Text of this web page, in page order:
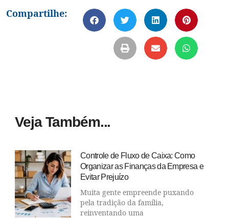
Compartilhe:
Veja Também...
Controle de Fluxo de Caixa: Como
Organizar as Finanças da Empresa e
Evitar Prejuízo
Muita gente empreende puxando
pela tradição da família,
reinventando uma